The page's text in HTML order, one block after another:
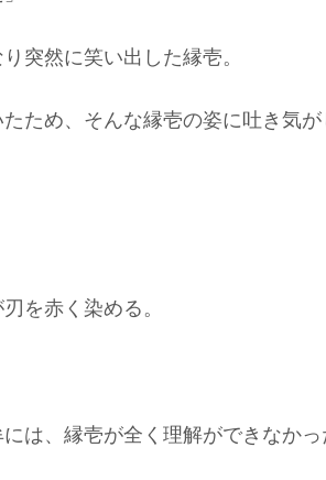
突然に笑い出した縁壱。
ため、そんな縁壱の姿に吐き気が
を赤く染める。
は、縁壱が全く理解ができなかっ